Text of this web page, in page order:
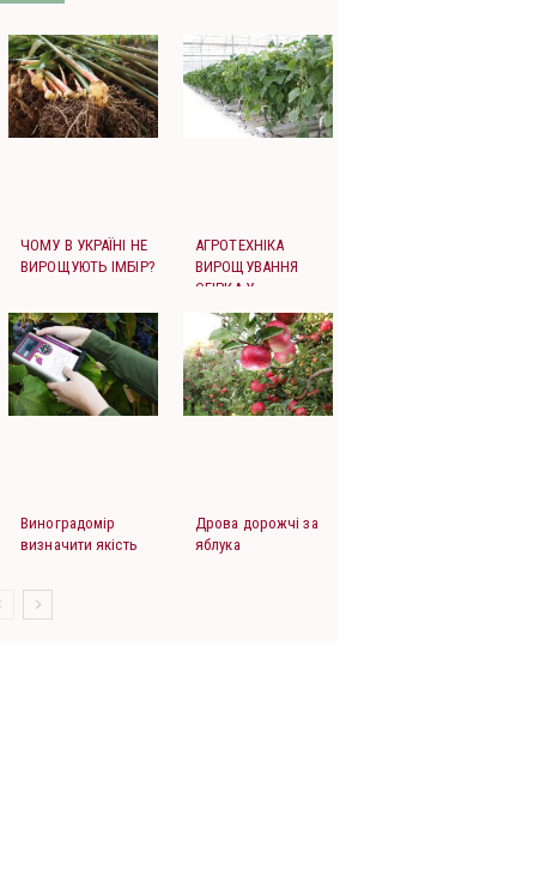
ЧОМУ В УКРАЇНІ НЕ
ВИРОЩУЮТЬ ІМБІР?
АГРОТЕХНІКА
ВИРОЩУВАННЯ
ОГІРКА У
ЗАХИЩЕНОМУ
ҐРУНТІ
Виноградомір
визначити якість
Дрова дорожчі за
яблука